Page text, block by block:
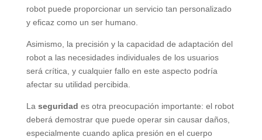
robot puede proporcionar un servicio tan personalizado
y eficaz como un ser humano.
Asimismo, la precisión y la capacidad de adaptación del
robot a las necesidades individuales de los usuarios
será crítica, y cualquier fallo en este aspecto podría
afectar su utilidad percibida.
La seguridad es otra preocupación importante: el robot
deberá demostrar que puede operar sin causar daños,
especialmente cuando aplica presión en el cuerpo